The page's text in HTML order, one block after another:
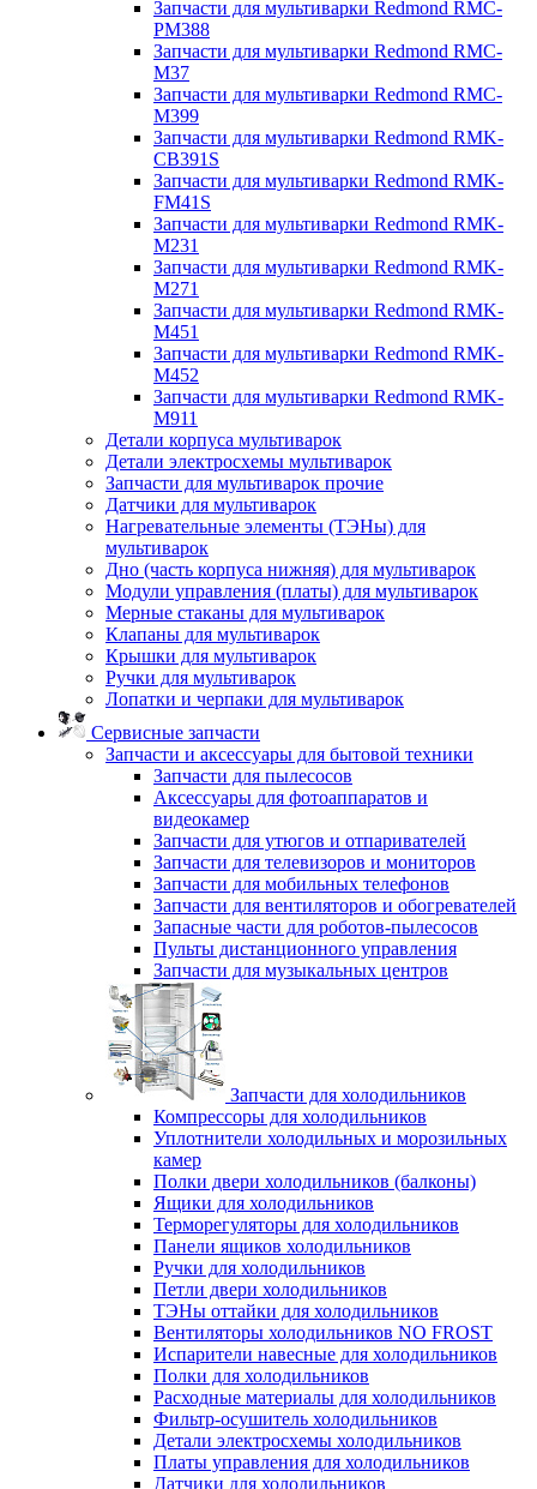
Запчасти для мультиварки Redmond RMC-
PM388
Запчасти для мультиварки Redmond RMC-
M37
Запчасти для мультиварки Redmond RMC-
M399
Запчасти для мультиварки Redmond RMK-
CB391S
Запчасти для мультиварки Redmond RMK-
FM41S
Запчасти для мультиварки Redmond RMK-
M231
Запчасти для мультиварки Redmond RMK-
M271
Запчасти для мультиварки Redmond RMK-
M451
Запчасти для мультиварки Redmond RMK-
M452
Запчасти для мультиварки Redmond RMK-
M911
Детали корпуса мультиварок
Детали электросхемы мультиварок
Запчасти для мультиварок прочие
Датчики для мультиварок
Нагревательные элементы (ТЭНы) для
мультиварок
Дно (часть корпуса нижняя) для мультиварок
Модули управления (платы) для мультиварок
Мерные стаканы для мультиварок
Клапаны для мультиварок
Крышки для мультиварок
Ручки для мультиварок
Лопатки и черпаки для мультиварок
Сервисные запчасти
Запчасти и аксессуары для бытовой техники
Запчасти для пылесосов
Аксессуары для фотоаппаратов и
видеокамер
Запчасти для утюгов и отпаривателей
Запчасти для телевизоров и мониторов
Запчасти для мобильных телефонов
Запчасти для вентиляторов и обогревателей
Запасные части для роботов-пылесосов
Пульты дистанционного управления
Запчасти для музыкальных центров
Запчасти для холодильников
Компрессоры для холодильников
Уплотнители холодильных и морозильных
камер
Полки двери холодильников (балконы)
Ящики для холодильников
Терморегуляторы для холодильников
Панели ящиков холодильников
Ручки для холодильников
Петли двери холодильников
ТЭНы оттайки для холодильников
Вентиляторы холодильников NO FROST
Испарители навесные для холодильников
Полки для холодильников
Расходные материалы для холодильников
Фильтр-осушитель холодильников
Детали электросхемы холодильников
Платы управления для холодильников
Датчики для холодильников